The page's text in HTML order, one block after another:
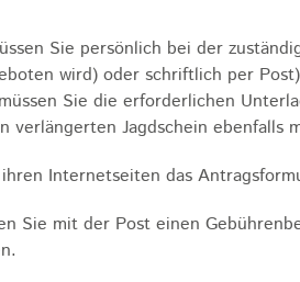
Sie persönlich bei der
wird) oder schriftlich per
Sie die erforderlichen
verlängerten Jagdschein ebenfalls
Internetseiten das
Sie mit der Post einen